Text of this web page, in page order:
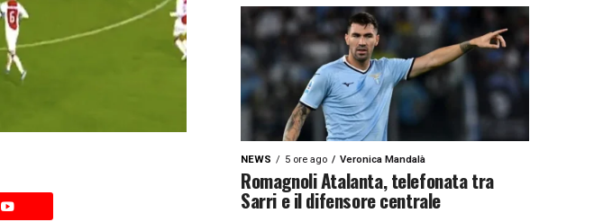
NEWS 5 ore ago Veronica Mandalà
Romagnoli Atalanta, telefonata tra
Sarri e il difensore centrale